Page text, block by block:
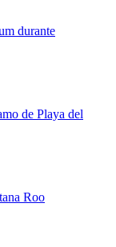
durante
de Playa del
Roo